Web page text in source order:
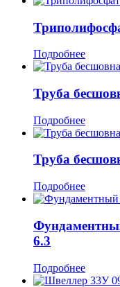
Подробнее
Труба
Подробнее
Труба
Подробнее
6.3
Подробнее